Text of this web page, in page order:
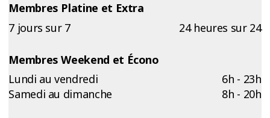
Membres Platine et Extra
7 jours sur 7
24 heures sur 24
Membres Weekend et Écono
Lundi au vendredi
6h - 23h
Samedi au dimanche
8h - 20h